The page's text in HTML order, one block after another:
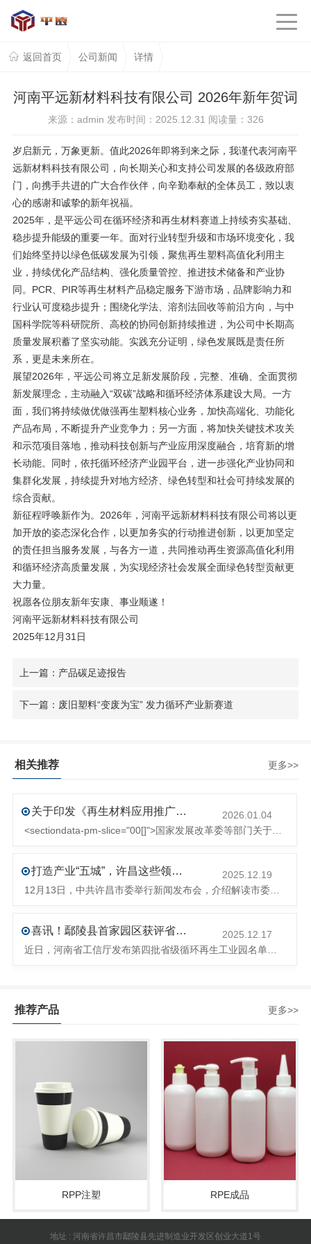
返回首页 公司新闻 详情
河南平远新材料科技有限公司 2026年新年贺词
来源：admin 发布时间：2025.12.31 阅读量： 326
岁启新元，万象更新。值此2026年即将到来之际，我谨代表河南平
远新材料科技有限公司，向长期关心和支持公司发展的各级政府部
门，向携手共进的广大合作伙伴，向辛勤奉献的全体员工，致以衷
心的感谢和诚挚的新年祝福。
2025年，是平远公司在循环经济和再生材料赛道上持续夯实基础、
稳步提升能级的重要一年。面对行业转型升级和市场环境变化，我
们始终坚持以绿色低碳发展为引领，聚焦再生塑料高值化利用主
业，持续优化产品结构、强化质量管控、推进技术储备和产业协
同。PCR、PIR等再生材料产品稳定服务下游市场，品牌影响力和
行业认可度稳步提升；围绕化学法、溶剂法回收等前沿方向，与中
国科学院等科研院所、高校的协同创新持续推进，为公司中长期高
质量发展积蓄了坚实动能。实践充分证明，绿色发展既是责任所
系，更是未来所在。
展望2026年，平远公司将立足新发展阶段，完整、准确、全面贯彻
新发展理念，主动融入“双碳”战略和循环经济体系建设大局。一方
面，我们将持续做优做强再生塑料核心业务，加快高端化、功能化
产品布局，不断提升产业竞争力；另一方面，将加快关键技术攻关
和示范项目落地，推动科技创新与产业应用深度融合，培育新的增
长动能。同时，依托循环经济产业园平台，进一步强化产业协同和
集群化发展，持续提升对地方经济、绿色转型和社会可持续发展的
综合贡献。
新征程呼唤新作为。2026年，河南平远新材料科技有限公司将以更
加开放的姿态深化合作，以更加务实的行动推进创新，以更加坚定
的责任担当服务发展，与各方一道，共同推动再生资源高值化利用
和循环经济高质量发展，为实现经济社会发展全面绿色转型贡献更
大力量。
祝愿各位朋友新年安康、事业顺遂！
河南平远新材料科技有限公司
2025年12月31日
上一篇：产品碳足迹报告
下一篇：废旧塑料“变废为宝” 发力循环产业新赛道
相关推荐 更多>>
关于印发《再生材料应用推广行动方案》的通知(发改环资〔2025〕1681号)
2026.01.04
打造产业“五城”，许昌这些领域将迎来大发展！
2025.12.19
喜讯！鄢陵县首家园区获评省级循环再生工业园
2025.12.17
推荐产品 更多>>
RPP注塑 RPE成品
地址 : 河南省许昌市鄢陵县先进制造业开发区创业大道1号